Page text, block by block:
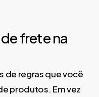
frete na
de regras que você
produtos. Em vez